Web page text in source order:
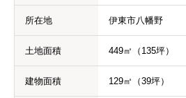
所在地 伊東市八幡野
土地面積 449㎡（135坪）
建物面積 129㎡（39坪）